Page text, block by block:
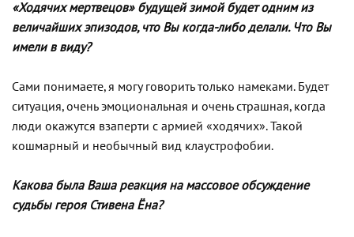
«Ходячих мертвецов» будущей зимой будет одним из
величайших эпизодов, что Вы когда-либо делали. Что Вы
имели в виду?
Сами понимаете, я могу говорить только намеками. Будет
ситуация, очень эмоциональная и очень страшная, когда
люди окажутся взаперти с армией «ходячих». Такой
кошмарный и необычный вид клаустрофобии.
Какова была Ваша реакция на массовое обсуждение
судьбы героя Стивена Ёна?